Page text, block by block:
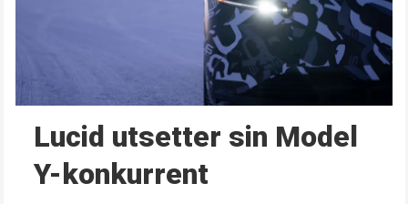
Lucid utsetter sin Model
Y-konkurrent